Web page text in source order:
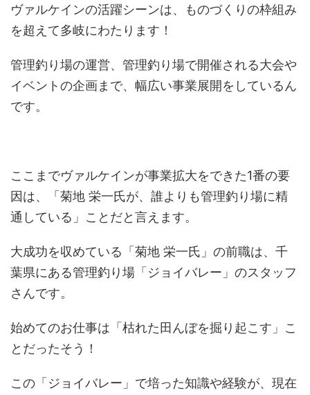
ヴァルケインの活躍シーンは、ものづくりの枠組み
を超えて多岐にわたります！
管理釣り場の運営、管理釣り場で開催される大会や
イベントの企画まで、幅広い事業展開をしているん
です。
ここまでヴァルケインが事業拡大をできた1番の要
因は、「菊地 栄一氏が、誰よりも管理釣り場に精
通している」ことだと言えます。
大成功を収めている「菊地 栄一氏」の前職は、千
葉県にある管理釣り場「ジョイバレー」のスタッフ
さんです。
始めてのお仕事は「枯れた田んぼを掘り起こす」こ
とだったそう！
この「ジョイバレー」で培った知識や経験が、現在